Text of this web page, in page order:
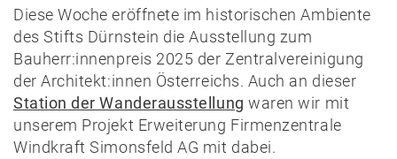
Diese Woche eröffnete im historischen Ambiente
des Stifts Dürnstein die Ausstellung zum
Bauherr:innenpreis 2025 der Zentralvereinigung
der Architekt:innen Österreichs. Auch an dieser
Station der Wanderausstellung waren wir mit
unserem Projekt Erweiterung Firmenzentrale
Windkraft Simonsfeld AG mit dabei.